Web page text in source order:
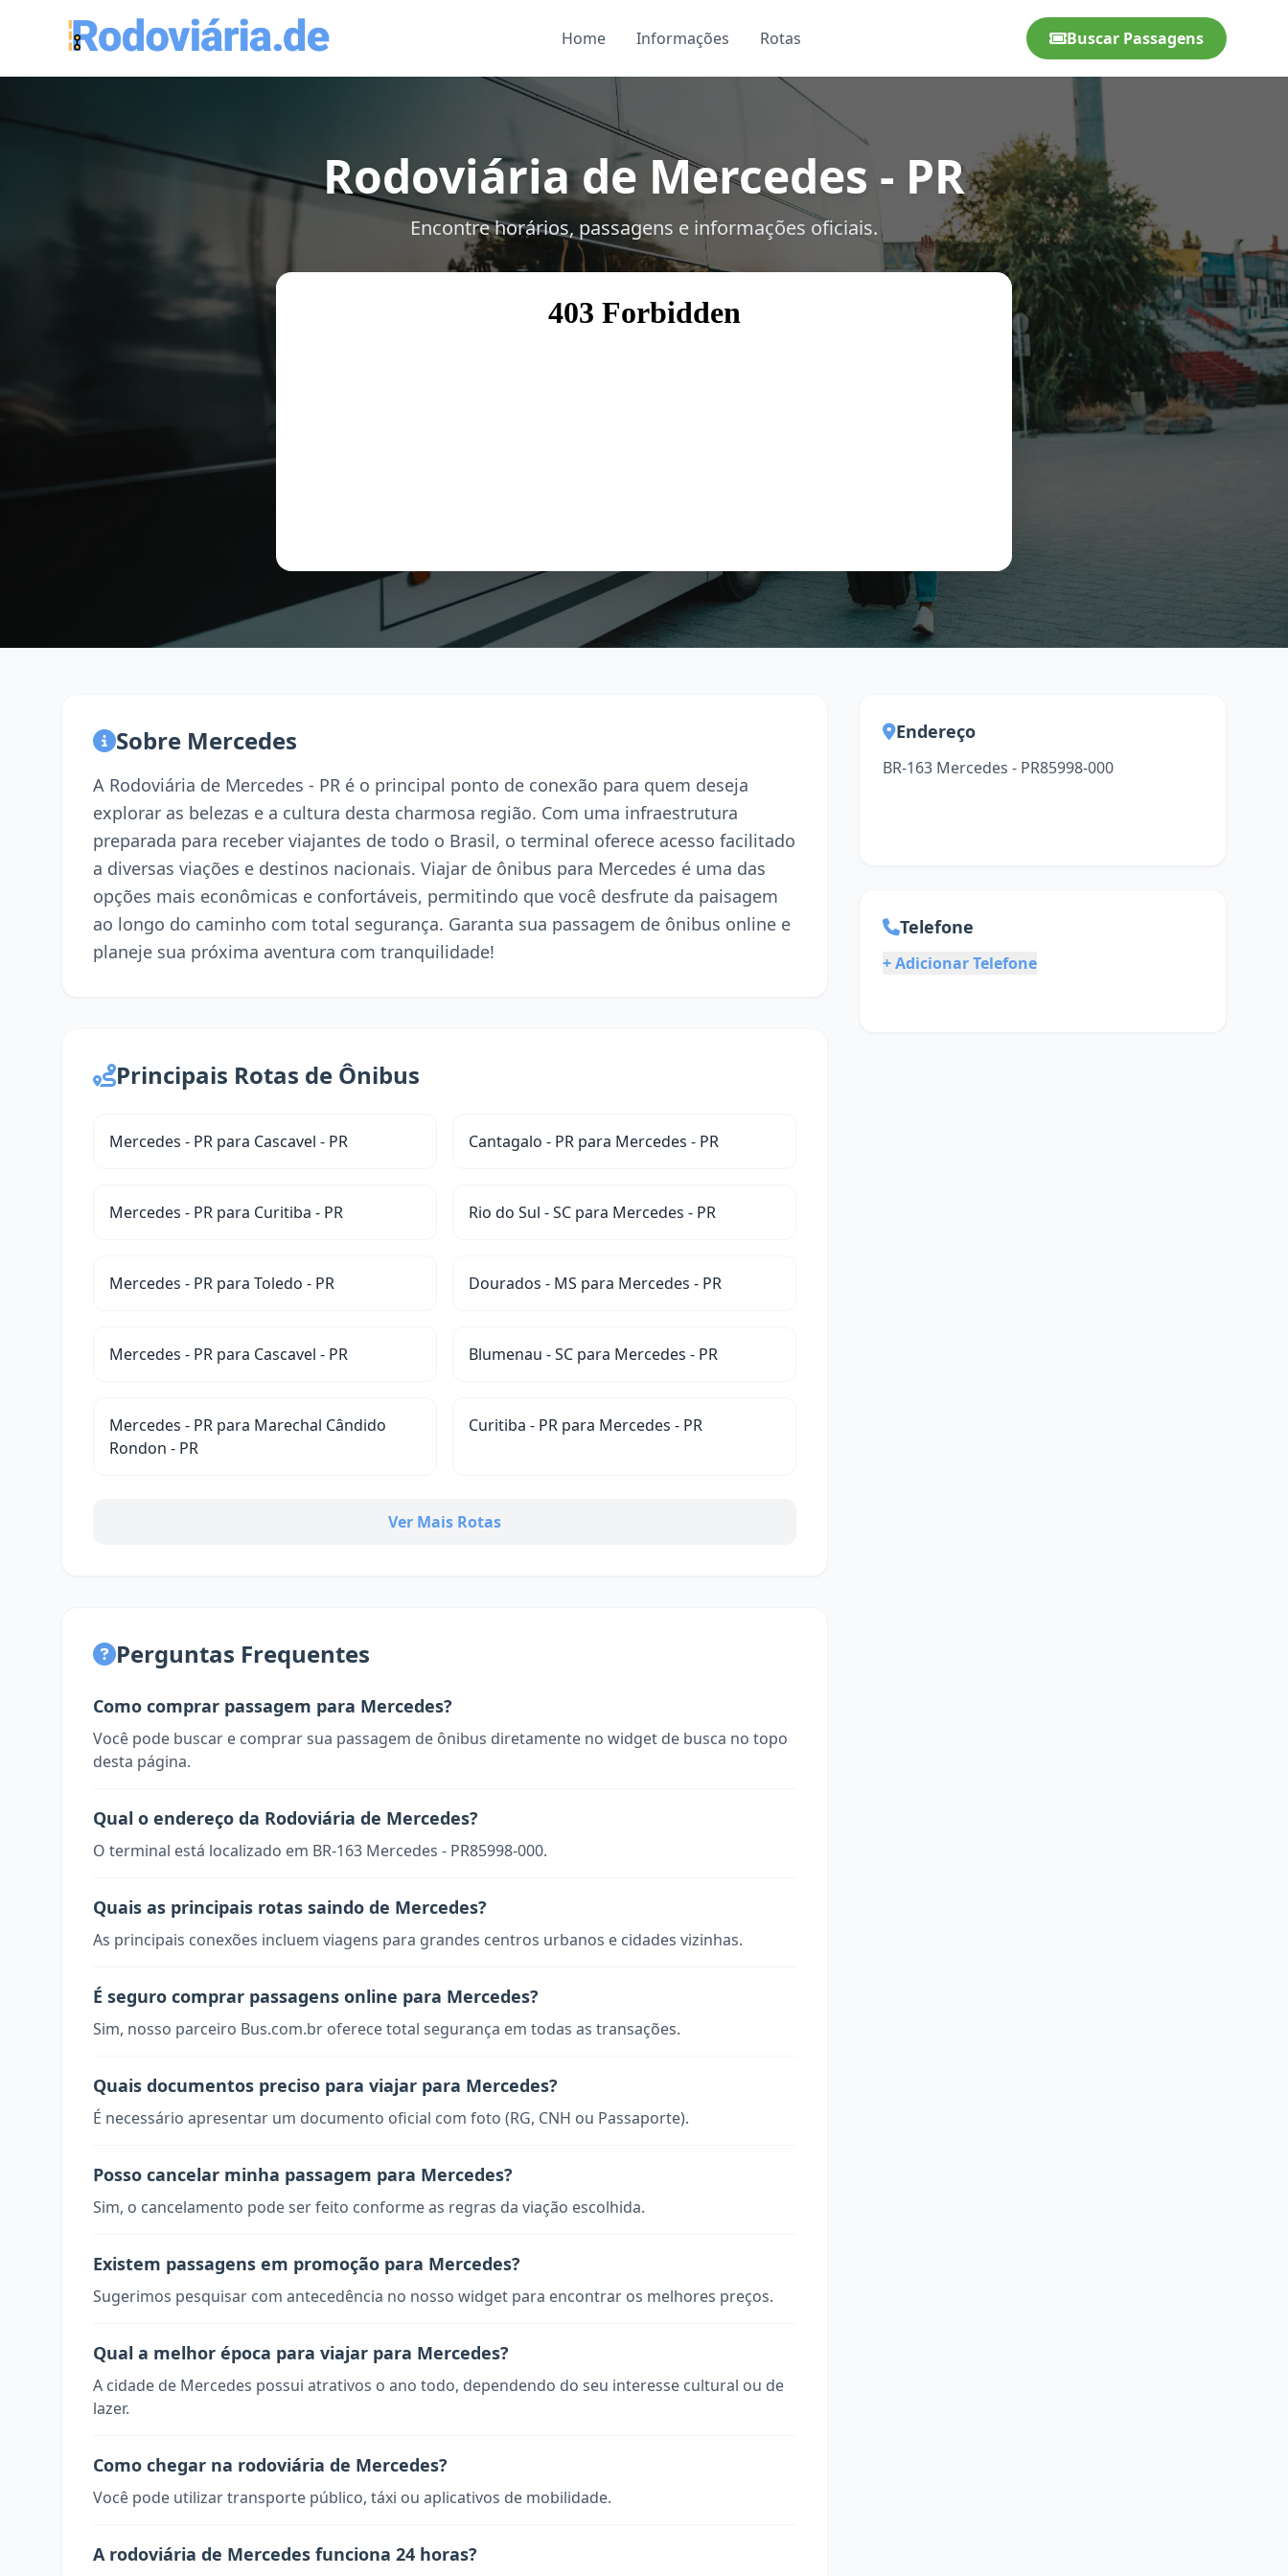
Home Informações Rotas Buscar Passagens
Rodoviária de Mercedes - PR
Encontre horários, passagens e informações oficiais.
Sobre Mercedes
A Rodoviária de Mercedes - PR é o principal ponto de conexão para quem deseja
explorar as belezas e a cultura desta charmosa região. Com uma infraestrutura
preparada para receber viajantes de todo o Brasil, o terminal oferece acesso facilitado
a diversas viações e destinos nacionais. Viajar de ônibus para Mercedes é uma das
opções mais econômicas e confortáveis, permitindo que você desfrute da paisagem
ao longo do caminho com total segurança. Garanta sua passagem de ônibus online e
planeje sua próxima aventura com tranquilidade!
Principais Rotas de Ônibus
Mercedes - PR para Cascavel - PR Cantagalo - PR para Mercedes - PR
Mercedes - PR para Curitiba - PR Rio do Sul - SC para Mercedes - PR
Mercedes - PR para Toledo - PR Dourados - MS para Mercedes - PR
Mercedes - PR para Cascavel - PR Blumenau - SC para Mercedes - PR
Mercedes - PR para Marechal Cândido
Rondon - PR
Curitiba - PR para Mercedes - PR
Ver Mais Rotas
Perguntas Frequentes
Como comprar passagem para Mercedes?
Você pode buscar e comprar sua passagem de ônibus diretamente no widget de busca no topo
desta página.
Qual o endereço da Rodoviária de Mercedes?
O terminal está localizado em BR-163 Mercedes - PR85998-000.
Quais as principais rotas saindo de Mercedes?
As principais conexões incluem viagens para grandes centros urbanos e cidades vizinhas.
É seguro comprar passagens online para Mercedes?
Sim, nosso parceiro Bus.com.br oferece total segurança em todas as transações.
Quais documentos preciso para viajar para Mercedes?
É necessário apresentar um documento oficial com foto (RG, CNH ou Passaporte).
Posso cancelar minha passagem para Mercedes?
Sim, o cancelamento pode ser feito conforme as regras da viação escolhida.
Existem passagens em promoção para Mercedes?
Sugerimos pesquisar com antecedência no nosso widget para encontrar os melhores preços.
Qual a melhor época para viajar para Mercedes?
A cidade de Mercedes possui atrativos o ano todo, dependendo do seu interesse cultural ou de
lazer.
Como chegar na rodoviária de Mercedes?
Você pode utilizar transporte público, táxi ou aplicativos de mobilidade.
A rodoviária de Mercedes funciona 24 horas?
Endereço
BR-163 Mercedes - PR85998-000
Telefone
+ Adicionar Telefone